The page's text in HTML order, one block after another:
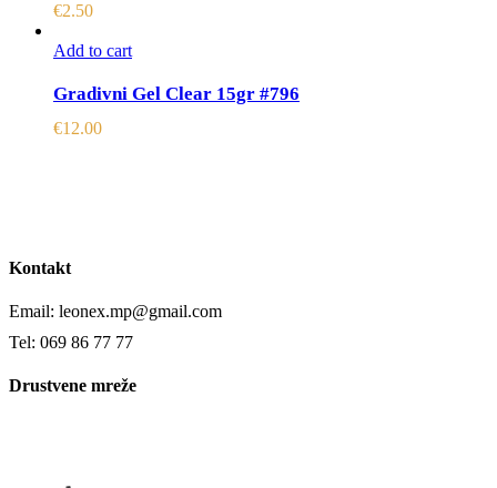
€2.50
Add to cart
Gradivni Gel Clear 15gr #796
€12.00
Kontakt
Email: leonex.mp@gmail.com
Tel: 069 86 77 77
Drustvene mreže